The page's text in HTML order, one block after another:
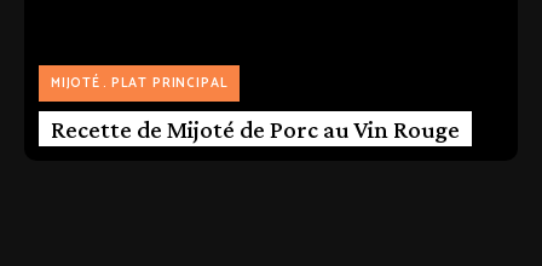
MIJOTÉ PLAT PRINCIPAL
Recette de Mijoté de Porc au Vin Rouge